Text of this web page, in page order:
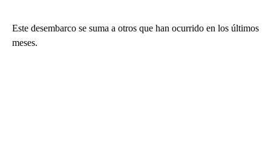
Este desembarco se suma a otros que han ocurrido en los últimos
meses.